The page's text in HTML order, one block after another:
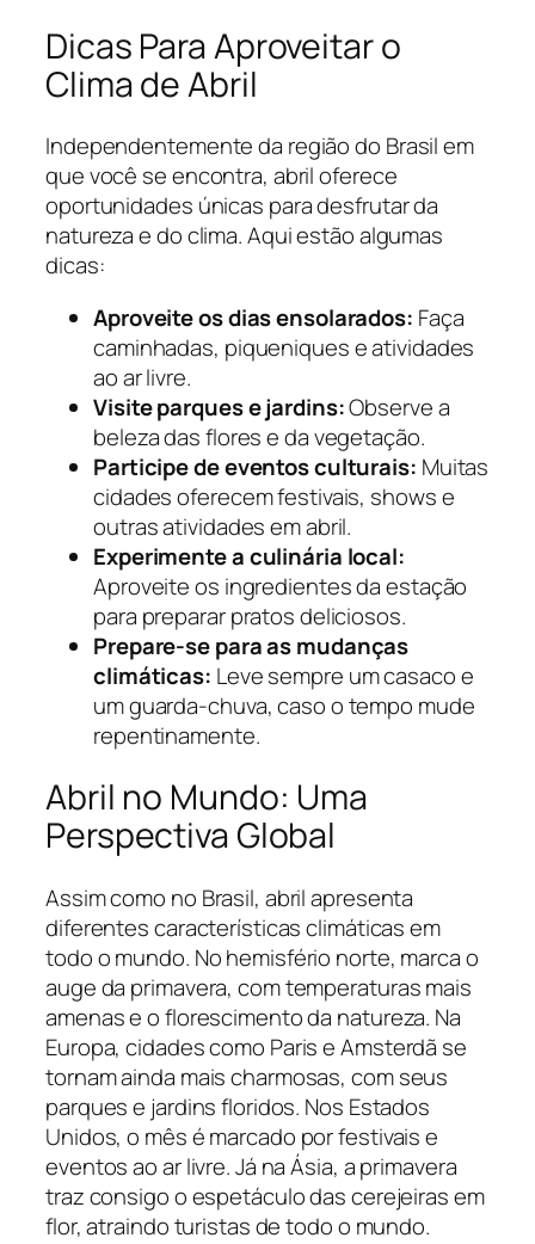
Dicas Para Aproveitar o
Clima de Abril
Independentemente da região do Brasil em
que você se encontra, abril oferece
oportunidades únicas para desfrutar da
natureza e do clima. Aqui estão algumas
dicas:
Aproveite os dias ensolarados: Faça
caminhadas, piqueniques e atividades
ao ar livre.
Visite parques e jardins:Observe a
beleza das flores e da vegetação.
Participe de eventos culturais: Muitas
cidades oferecem festivais, shows e
outras atividades em abril.
Experimente a culinária local:
Aproveite os ingredientes da estação
para preparar pratos deliciosos.
Prepare-se para as mudanças
climáticas: Leve sempre um casaco e
um guarda-chuva, caso o tempo mude
repentinamente.
Abril no Mundo: Uma
Perspectiva Global
Assim como no Brasil, abril apresenta
diferentes características climáticas em
todo o mundo. No hemisfério norte, marca o
auge da primavera, com temperaturas mais
amenas e o florescimento da natureza. Na
Europa, cidades como Paris e Amsterdã se
tornam ainda mais charmosas, com seus
parques e jardins floridos. Nos Estados
Unidos, o mês é marcado por festivais e
eventos ao ar livre. Já na Ásia, a primavera
traz consigo o espetáculo das cerejeiras em
flor, atraindo turistas de todo o mundo.